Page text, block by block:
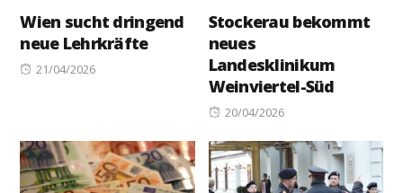
Wien sucht dringend
neue Lehrkräfte
Posted
21/04/2026
Stockerau bekommt
neues
Landesklinikum
Weinviertel-Süd
Posted
20/04/2026